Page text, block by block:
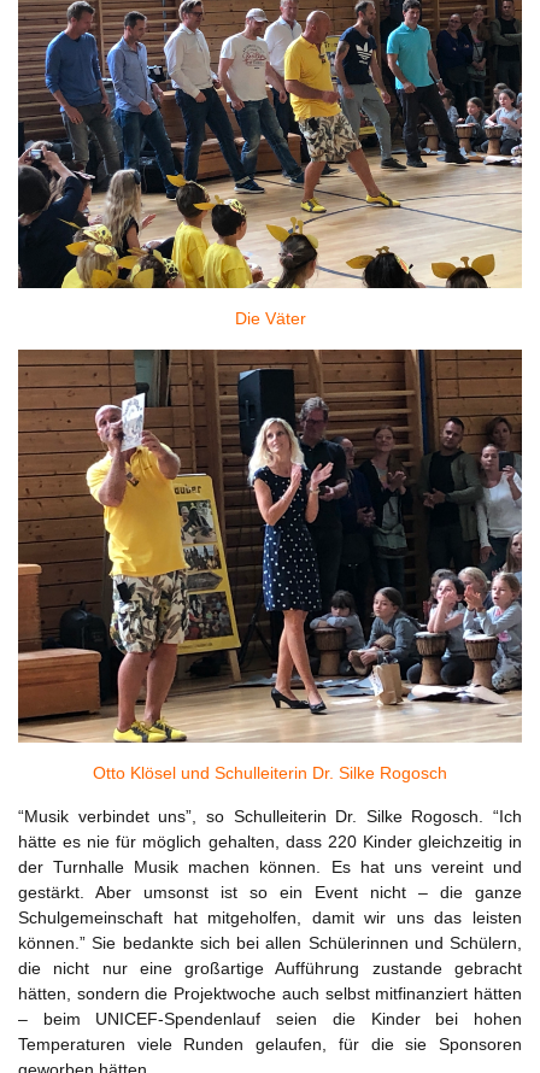
Die Väter
Otto Klösel und Schulleiterin Dr. Silke Rogosch
“Musik verbindet uns”, so Schulleiterin Dr. Silke Rogosch. “Ich
hätte es nie für möglich gehalten, dass 220 Kinder gleichzeitig in
der Turnhalle Musik machen können. Es hat uns vereint und
gestärkt. Aber umsonst ist so ein Event nicht – die ganze
Schulgemeinschaft hat mitgeholfen, damit wir uns das leisten
können.” Sie bedankte sich bei allen Schülerinnen und Schülern,
die nicht nur eine großartige Aufführung zustande gebracht
hätten, sondern die Projektwoche auch selbst mitfinanziert hätten
– beim UNICEF-Spendenlauf seien die Kinder bei hohen
Temperaturen viele Runden gelaufen, für die sie Sponsoren